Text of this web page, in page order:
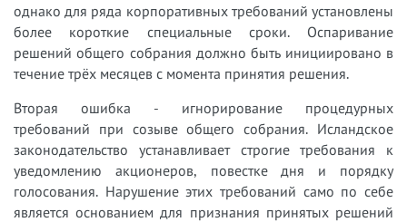
однако для ряда корпоративных требований установлены
более короткие специальные сроки. Оспаривание
решений общего собрания должно быть инициировано в
течение трёх месяцев с момента принятия решения.
Вторая ошибка - игнорирование процедурных
требований при созыве общего собрания. Исландское
законодательство устанавливает строгие требования к
уведомлению акционеров, повестке дня и порядку
голосования. Нарушение этих требований само по себе
является основанием для признания принятых решений